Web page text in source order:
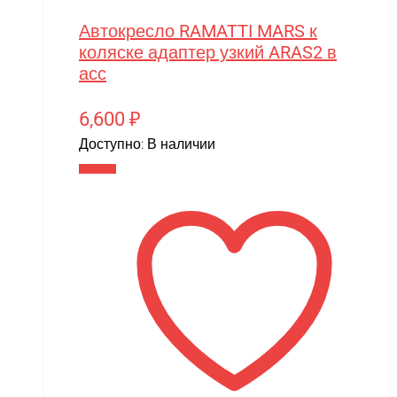
Автокресло RAMATTI MARS к
коляске адаптер узкий ARAS2 в
асс
6,600 ₽
Доступно: В наличии